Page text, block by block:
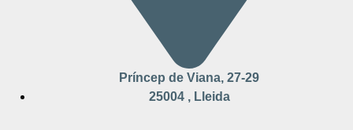
Príncep de Viana, 27-29
25004 , Lleida